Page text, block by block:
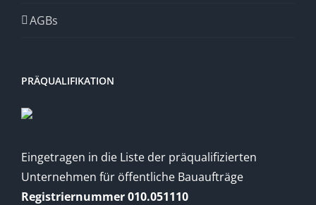
AGBs
PRÄQUALIFIKATION
Eingetragen in die Liste der präqualifizierten
Unternehmen für öffentliche Bauaufträge
Registriernummer 010.051110